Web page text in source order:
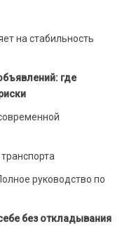
на стабильность
где
руководство по
без откладывания